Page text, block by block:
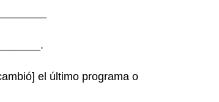
el último programa o